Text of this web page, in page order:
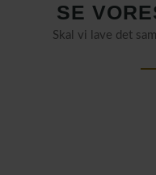
SE
Skal vi lave det